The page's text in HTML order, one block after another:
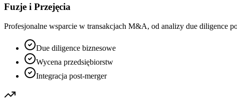
Fuzje i Przejęcia
Profesjonalne wsparcie w transakcjach M&A, od analizy due diligence
Due diligence biznesowe
Wycena przedsiębiorstw
Integracja post-merger